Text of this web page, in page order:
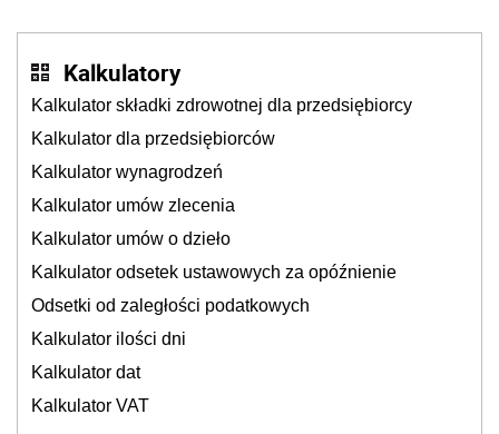
Kalkulatory
Kalkulator składki zdrowotnej dla przedsiębiorcy
Kalkulator dla przedsiębiorców
Kalkulator wynagrodzeń
Kalkulator umów zlecenia
Kalkulator umów o dzieło
Kalkulator odsetek ustawowych za opóźnienie
Odsetki od zaległości podatkowych
Kalkulator ilości dni
Kalkulator dat
Kalkulator VAT